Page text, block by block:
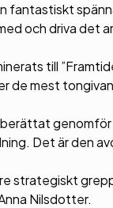
fantastiskt
och driva det
till
de mest
Det är den
strategiskt
Nilsdotter.